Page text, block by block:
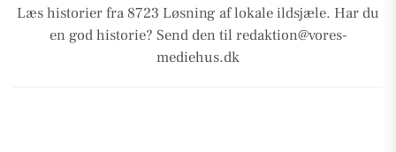
Læs historier fra 8723 Løsning af lokale ildsjæle. Har du
en god historie? Send den til redaktion@vores-
mediehus.dk